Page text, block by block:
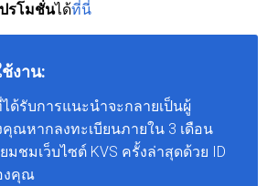
รโมชั่นได้ที่นี่
งาน:
ด้รับการแนะนำจะกลายเป็นผู้
คุณหากลงทะเบียนภายใน 3 เดือน
มชมเว็บไซต์ KVS ครั้งล่าสุดด้วย ID
งคุณ